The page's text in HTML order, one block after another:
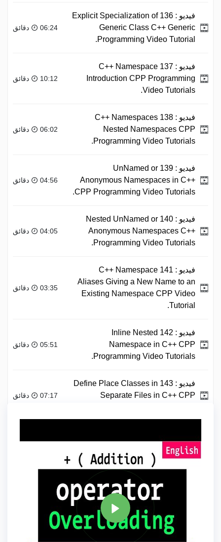
فيديو :
136 Explicit Specialization of
Generic Class C++ Generic
Programming Video Tutorial.
06:24 دقائق
فيديو :
137 C++ Namespace
Introduction CPP Programming
Video Tutorials.
10:12 دقائق
فيديو :
138 C++ Namespaces
Nested Namespaces CPP
Programming Video Tutorials.
06:02 دقائق
فيديو :
139 UnNamed or
Anonymous Namespaces in C++
CPP Programming Video Tutorials.
04:56 دقائق
فيديو :
140 Nested UnNamed or
Anonymous Namespaces C++
Programming Video Tutorials.
04:05 دقائق
فيديو :
141 C++ Namespace
Aliases Giving a New Name to an
Existing Namespace CPP Video
Tutorial.
03:35 دقائق
فيديو :
142 Inline Nested
Namespace in C++ CPP
Programming Video Tutorials.
05:51 دقائق
فيديو :
143 Define Place Classes in
Separate Files in C++ CPP
07:17 دقائق
مشاركة